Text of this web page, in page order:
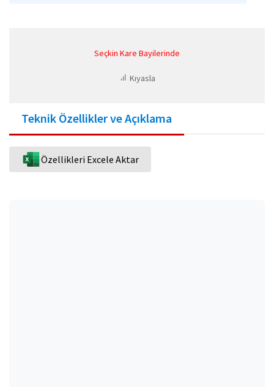
Seçkin Kare Bayilerinde
Kıyasla
Teknik Özellikler ve Açıklama
Özellikleri Excele Aktar